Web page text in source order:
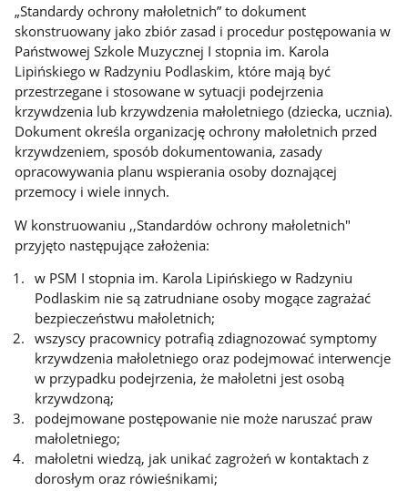
„Standardy ochrony małoletnich” to dokument
skonstruowany jako zbiór zasad i procedur postępowania w
Państwowej Szkole Muzycznej I stopnia im. Karola
Lipińskiego w Radzyniu Podlaskim, które mają być
przestrzegane i stosowane w sytuacji podejrzenia
krzywdzenia lub krzywdzenia małoletniego (dziecka, ucznia).
Dokument określa organizację ochrony małoletnich przed
krzywdzeniem, sposób dokumentowania, zasady
opracowywania planu wspierania osoby doznającej
przemocy i wiele innych.
W konstruowaniu ,,Standardów ochrony małoletnich"
przyjęto następujące założenia:
w PSM I stopnia im. Karola Lipińskiego w Radzyniu
Podlaskim nie są zatrudniane osoby mogące zagrażać
bezpieczeństwu małoletnich;
wszyscy pracownicy potrafią zdiagnozować symptomy
krzywdzenia małoletniego oraz podejmować interwencje
w przypadku podejrzenia, że małoletni jest osobą
krzywdzoną;
podejmowane postępowanie nie może naruszać praw
małoletniego;
małoletni wiedzą, jak unikać zagrożeń w kontaktach z
dorosłym oraz rówieśnikami;